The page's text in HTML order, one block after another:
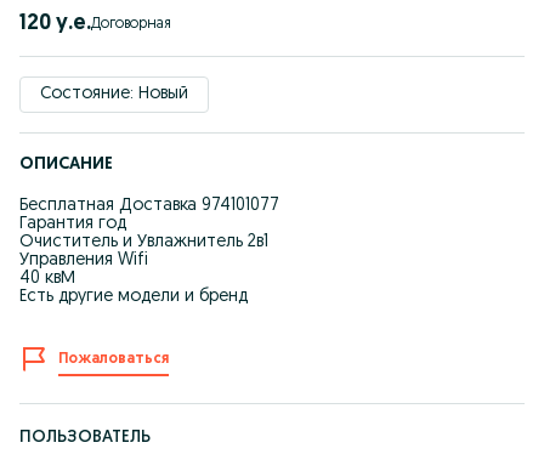
120 у.е. Договорная
Состояние: Новый
ОПИСАНИЕ
Бесплатная Доставка 974101077
Гарантия год
Очиститель и Увлажнитель 2в1
Управления Wifi
40 квМ
Есть другие модели и бренд
Пожаловаться
ПОЛЬЗОВАТЕЛЬ